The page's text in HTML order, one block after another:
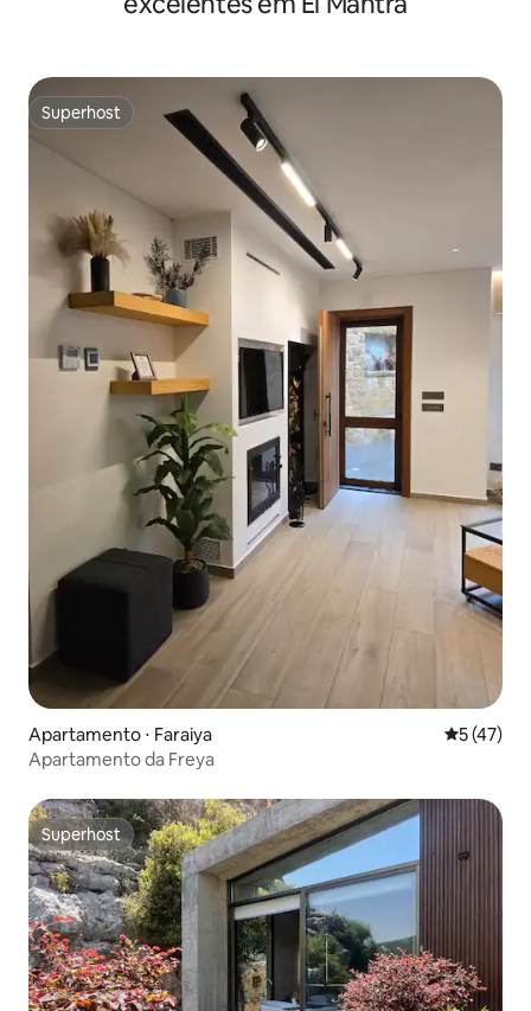
Superhost
Superhost
Apartamento ⋅ Faraiya 5 de uma
5 (47)
Apartamento da Freya
Superhost
Superhost